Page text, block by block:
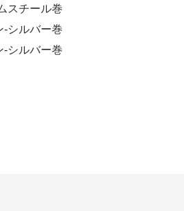
スチール巻
-シルバー巻
-シルバー巻